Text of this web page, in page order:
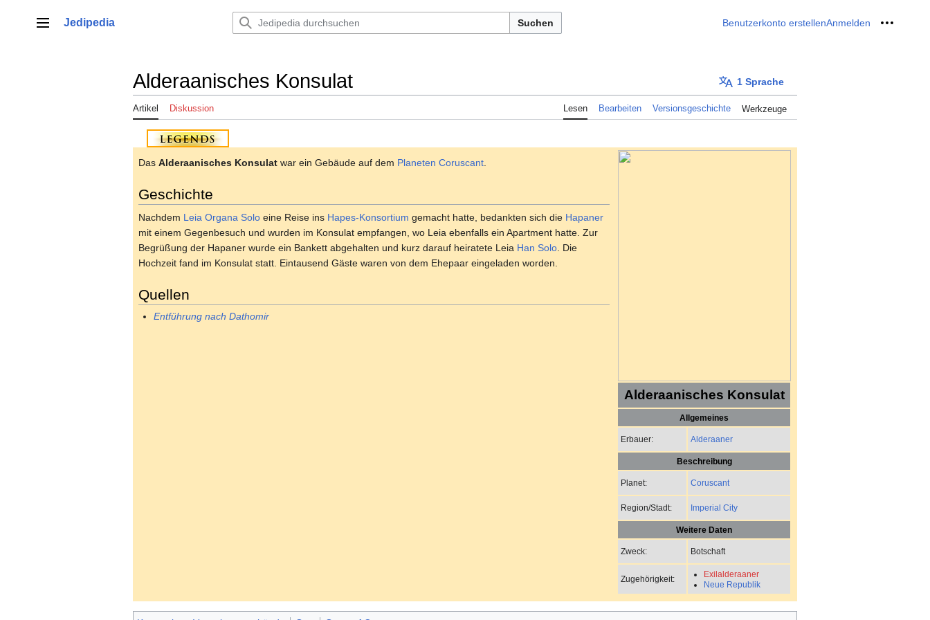
springenHauptmenü
Jedipedia Suchen Benutzerkonto erstellenAnmelden Meine
Alderaanisches Konsulat 1 Sprache
Artikel Diskussion Lesen Bearbeiten Versionsgeschichte Werkzeuge
Alderaanisches Konsulat
Allgemeines
Erbauer: Alderaaner
Beschreibung
Planet: Coruscant
Region/Stadt: Imperial City
Weitere Daten
Zweck: Botschaft
Zugehörigkeit:
Exilalderaaner
Neue Republik
Das Alderaanisches Konsulat war ein Gebäude auf dem Planeten Coruscant
Geschichte
Nachdem Leia Organa Solo eine Reise ins Hapes-Konsortium gemacht hatte, bedankten sich die Hapaner
mit einem Gegenbesuch und wurden im Konsulat empfangen, wo Leia ebenfalls ein Apartment hatte. Zur
Begrüßung der Hapaner wurde ein Bankett abgehalten und kurz darauf heiratete Leia Han Solo . Die
Hochzeit fand im Konsulat statt. Eintausend Gäste waren von dem Ehepaar eingeladen worden.
Quellen
Entführung nach Dathomir